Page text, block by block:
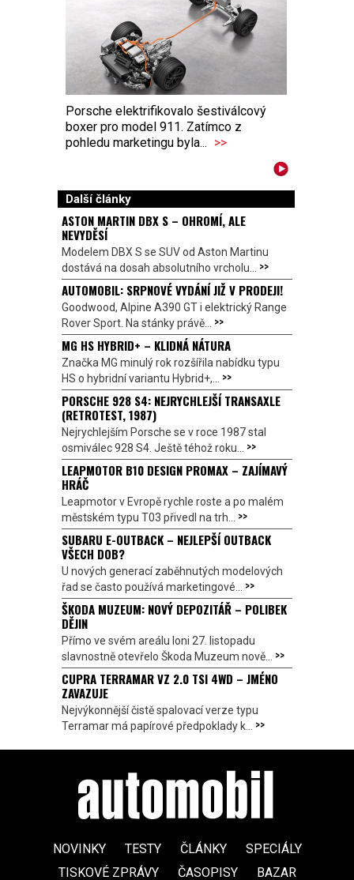
Porsche elektrifikovalo šestiválcový
boxer pro model 911. Zatímco z
pohledu marketingu byla... >>
Další články
ASTON MARTIN DBX S – OHROMÍ, ALE
NEVYDĚSÍ
Modelem DBX S se SUV od Aston Martinu
dostává na dosah absolutního vrcholu... >>
AUTOMOBIL: SRPNOVÉ VYDÁNÍ JIŽ V PRODEJI!
Goodwood, Alpine A390 GT i elektrický Range
Rover Sport. Na stánky právě... >>
MG HS HYBRID+ – KLIDNÁ NÁTURA
Značka MG minulý rok rozšířila nabídku typu
HS o hybridní variantu Hybrid+,... >>
PORSCHE 928 S4: NEJRYCHLEJŠÍ TRANSAXLE
(RETROTEST, 1987)
Nejrychlejším Porsche se v roce 1987 stal
osmiválec 928 S4. Ještě téhož roku... >>
LEAPMOTOR B10 DESIGN PROMAX – ZAJÍMAVÝ
HRÁČ
Leapmotor v Evropě rychle roste a po malém
městském typu T03 přivedl na trh... >>
SUBARU E-OUTBACK – NEJLEPŠÍ OUTBACK
VŠECH DOB?
U nových generací zaběhnutých modelových
řad se často používá marketingové... >>
ŠKODA MUZEUM: NOVÝ DEPOZITÁŘ – POLIBEK
DĚJIN
Přímo ve svém areálu loni 27. listopadu
slavnostně otevřelo Škoda Muzeum nově... >>
CUPRA TERRAMAR VZ 2.0 TSI 4WD – JMÉNO
ZAVAZUJE
Nejvýkonnější čistě spalovací verze typu
Terramar má papírové předpoklady k... >>
NOVINKY TESTY ČLÁNKY
SPECIÁLY
TISKOVÉ ZPRÁVY
ČASOPISY BAZAR